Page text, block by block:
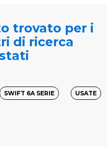
trovato per i
di ricerca
SWIFT 6A SERIE USATE